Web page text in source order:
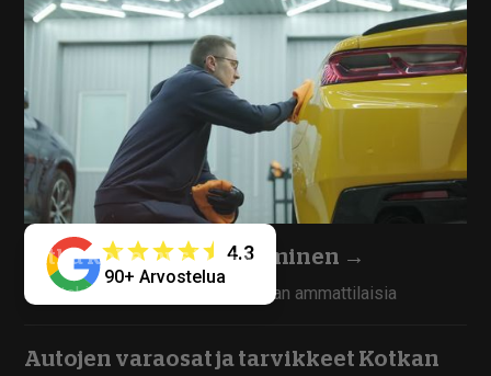
4.3
90+ Arvostelua
Pitkä kokemus ja osaaminen →
Työntekijämme ovat kokoneita alan ammattilaisia
Autojen varaosat ja tarvikkeet Kotkan